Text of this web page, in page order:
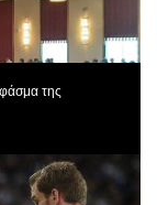
της